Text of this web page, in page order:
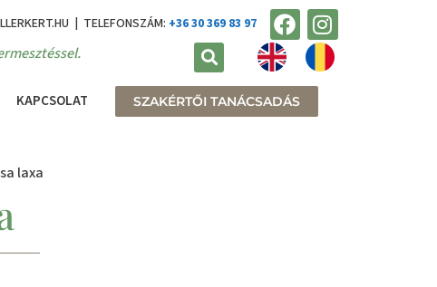
| TELEFONSZÁM: +36 30 369 83 97
KAPCSOLAT SZAKÉRTŐI TANÁCSADÁS
laxa